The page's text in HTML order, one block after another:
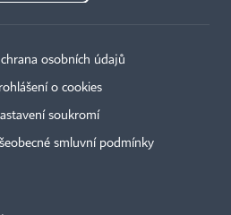
osobních údajů
o cookies
soukromí
smluvní podmínky